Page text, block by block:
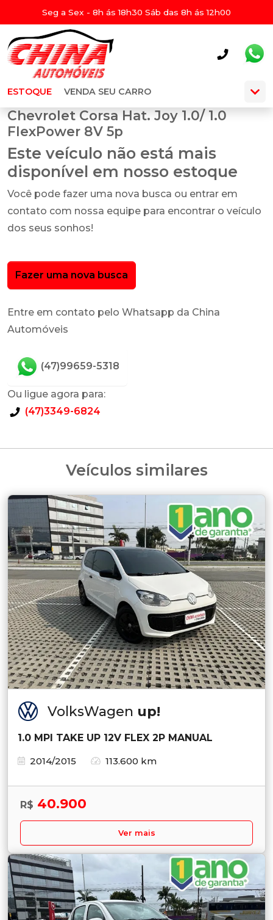
Seg a Sex - 8h ás 18h30 Sáb das 8h ás 12h00
ESTOQUE VENDA SEU CARRO
Chevrolet Corsa Hat. Joy 1.0/ 1.0
FlexPower 8V 5p
Este veículo não está mais
disponível em nosso estoque
Você pode fazer uma nova busca ou entrar em
contato com nossa equipe para encontrar o veículo
dos seus sonhos!
Fazer uma nova busca
Entre em contato pelo Whatsapp da China
Automóveis
(47)99659-5318
Ou ligue agora para:
(47)3349-6824
Veículos similares
VolksWagen up!
1.0 MPI TAKE UP 12V FLEX 2P MANUAL
2014/2015
113.600 km
R$ 40.900
Ver mais